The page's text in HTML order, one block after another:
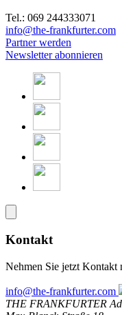
Tel.: 069 244333071
info@the-frankfurter.com
Partner werden
Newsletter abonnieren
Kontakt
Nehmen Sie jetzt Kontakt
info@the-frankfurter.com
THE FRANKFURTER